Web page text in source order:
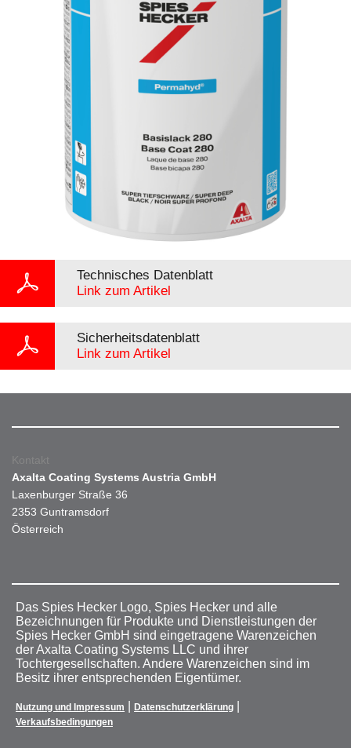
Technisches Datenblatt
Link zum Artikel
Sicherheitsdatenblatt
Link zum Artikel
Kontakt
Axalta Coating Systems Austria GmbH
Laxenburger Straße 36
2353 Guntramsdorf
Österreich
Das Spies Hecker Logo, Spies Hecker und alle
Bezeichnungen für Produkte und Dienstleistungen der
Spies Hecker GmbH sind eingetragene Warenzeichen
der Axalta Coating Systems LLC und ihrer
Tochtergesellschaften. Andere Warenzeichen sind im
Besitz ihrer entsprechenden Eigentümer.
Nutzung und Impressum Datenschutzerklärung
Verkaufsbedingungen